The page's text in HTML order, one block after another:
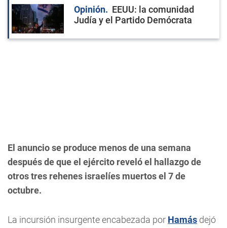
Opinión
EEUU: la comunidad
Judía y el Partido Demócrata
El anuncio se produce menos de una semana
después de que el ejército reveló el hallazgo de
otros tres rehenes israelíes muertos el 7 de
octubre.
La incursión insurgente encabezada por Hamás dejó